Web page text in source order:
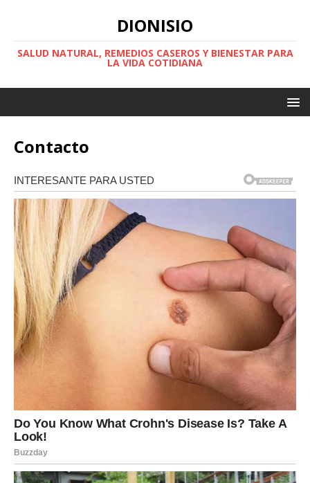
DIONISIO
SALUD NATURAL, REMEDIOS CASEROS Y BIENESTAR PARA
LA VIDA COTIDIANA
Contacto